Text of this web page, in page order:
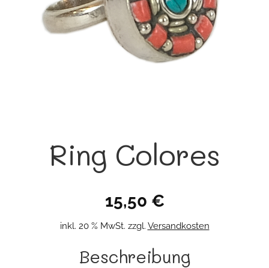
Ring Colores
15,50 €
inkl. 20 % MwSt. zzgl. Versandkosten
Beschreibung